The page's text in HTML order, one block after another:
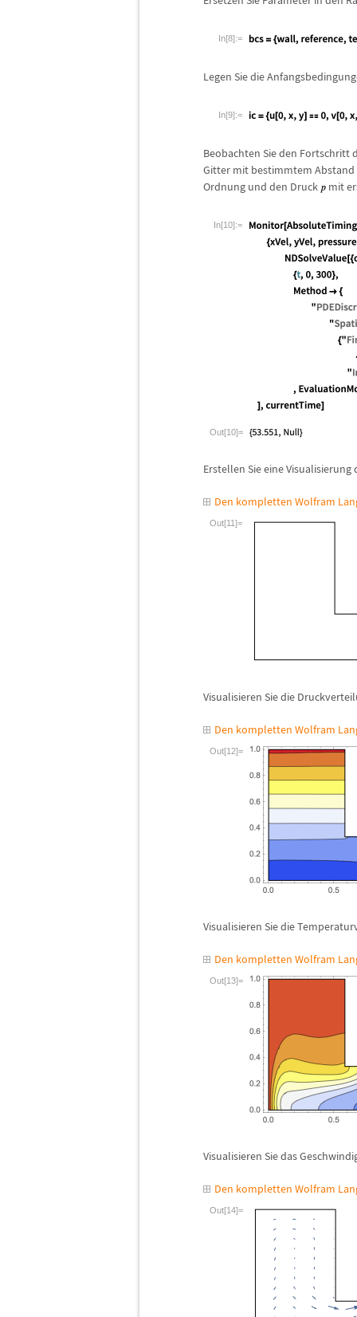
In[8]:=
Legen Sie die
In[9]:=
Beobachten Sie den Fortschritt
Gitter mit bestimmtem Abstand
Ordnung und den Druck
mit
In[10]:=
Out[10]=
Erstellen Sie eine Visualisierung
Den kompletten Wolfram
Out[11]=
Visualisieren Sie die
Den kompletten Wolfram
Out[12]=
Visualisieren Sie die
Den kompletten Wolfram
Out[13]=
Visualisieren Sie das
Den kompletten Wolfram
Out[14]=